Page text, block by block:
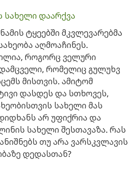
სახელი დაარქვა
ტყეებში მკვლევარებმა
აღმოაჩინეს.
როგორც ველური
რომელიც გულუხვ
მისთვის. ამიტომ
დასდეს და სთხოვეს,
სახელი მას
არ უფიქრია და
სახელი შესთავაზა. რას
თუ არა ვარსკვლავის
დედასთან?